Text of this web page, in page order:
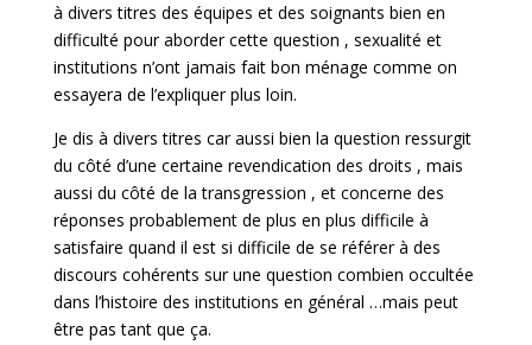
à divers titres des équipes et des soignants bien en
difficulté pour aborder cette question , sexualité et
institutions n’ont jamais fait bon ménage comme on
essayera de l’expliquer plus loin.
Je dis à divers titres car aussi bien la question ressurgit
du côté d’une certaine revendication des droits , mais
aussi du côté de la transgression , et concerne des
réponses probablement de plus en plus difficile à
satisfaire quand il est si difficile de se référer à des
discours cohérents sur une question combien occultée
dans l’histoire des institutions en général …mais peut
être pas tant que ça.